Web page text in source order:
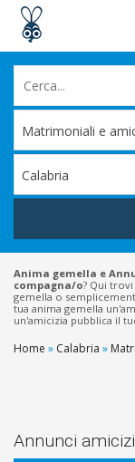
Matrimoniali e
Calabria
Anima gemella e
compagna/o? Qui
gemella o
tua anima gemella
un'amicizia pubblica il
Home » Calabria »
Annunci